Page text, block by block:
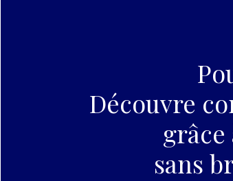
Découvre
sans